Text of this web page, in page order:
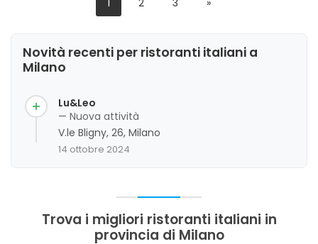
1 2 3 »
Novità recenti per ristoranti italiani a
Milano
Lu&Leo
— Nuova attività
V.le Bligny, 26, Milano
14 ottobre 2024
Trova i migliori ristoranti italiani in
provincia di Milano